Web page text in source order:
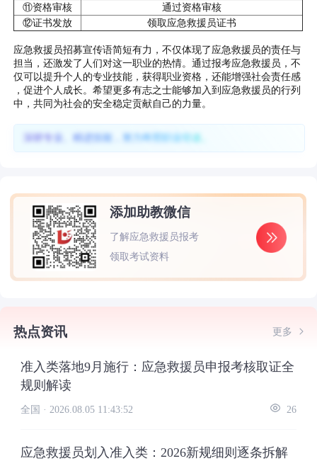
⑪资格审核
通过资格审核
⑫证书发放
领取应急救援员证书
应急救援员招募宣传语简短有力，不仅体现了应急救援员的责任与
担当，还激发了人们对这一职业的热情。通过报考应急救援员，不
仅可以提升个人的专业技能，获得职业资格，还能增强社会责任感
，促进个人成长。希望更多有志之士能够加入到应急救援员的行列
中，共同为社会的安全稳定贡献自己的力量。
深耕专业、精进技能，努力终照职业坦途。
添加助教微信
了解应急救援员报考
领取考试资料
热点资讯 更多
准入类落地9月施行：应急救援员申报考核取证全
规则解读
全国 · 2026.08.05 11:43:52 26
应急救援员划入准入类：2026新规细则逐条拆解